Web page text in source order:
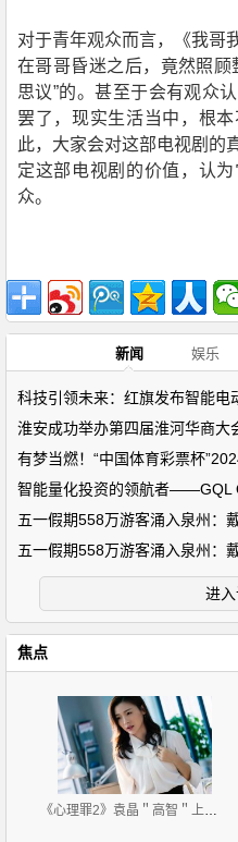
对于青年观众而言，《我哥
在哥哥昏迷之后，竟然照顾
思议”的。甚至于会有观众
罢了，现实生活当中，根
此，大家会对这部电视剧的
定这部电视剧的价值，认
众。
新闻 娱乐
科技引领未来：红旗发布智能电
有梦当燃！“中国体育彩票杯
智能量化投资的领航者——GQL
五一假期558万游客涌入泉州：
五一假期558万游客涌入泉州：
进
焦点
《心理罪2》袁晶＂高智＂上线 自称超级迷妹